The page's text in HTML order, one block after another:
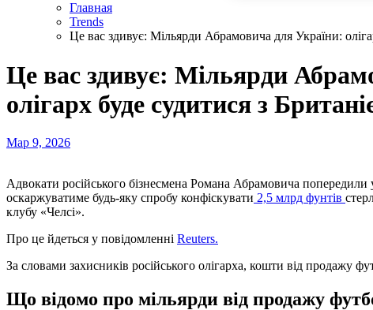
Главная
Trends
Це вас здивує: Мільярди Абрамовича для України:
Це вас здивує: Мільярди
олігарх буде судитися з
Мар 9, 2026
Адвокати російського бізнесмена Романа Абрамовича попередили уряд Великої Британії, що їхній клієнт
оскаржуватиме будь-яку спробу конфіскувати 2,5 млрд фунтів
клубу «Челсі».
Про це йдеться у повідомленні Reuters.
За словами захисників російського олігарха, кошти від продажу
Що відомо про мільярди від продажу